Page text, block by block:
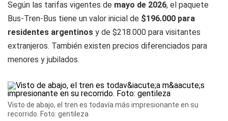
Según las tarifas vigentes de mayo de 2026, el paquete
Bus-Tren-Bus tiene un valor inicial de $196.000 para
residentes argentinos y de $218.000 para visitantes
extranjeros. También existen precios diferenciados para
menores y jubilados.
Visto de abajo, el tren es todavía más impresionante en su
recorrido. Foto: gentileza